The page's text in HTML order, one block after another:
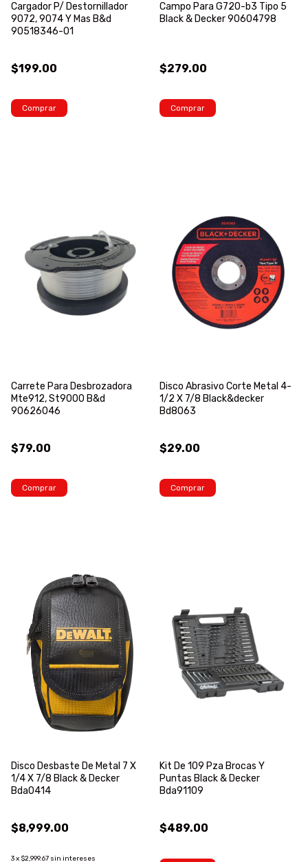
Cargador P/ Destornillador
9072, 9074 Y Mas B&d
90518346-01
$199.00
Comprar
Campo Para G720-b3 Tipo 5
Black & Decker 90604798
$279.00
Comprar
Carrete Para Desbrozadora
Mte912, St9000 B&d
90626046
$79.00
Comprar
Disco Abrasivo Corte Metal 4-
1/2 X 7/8 Black&decker
Bd8063
$29.00
Comprar
Disco Desbaste De Metal 7 X
1/4 X 7/8 Black & Decker
Bda0414
$8,999.00
3x $2,999.67 sin intereses
Kit De 109 Pza Brocas Y
Puntas Black & Decker
Bda91109
$489.00